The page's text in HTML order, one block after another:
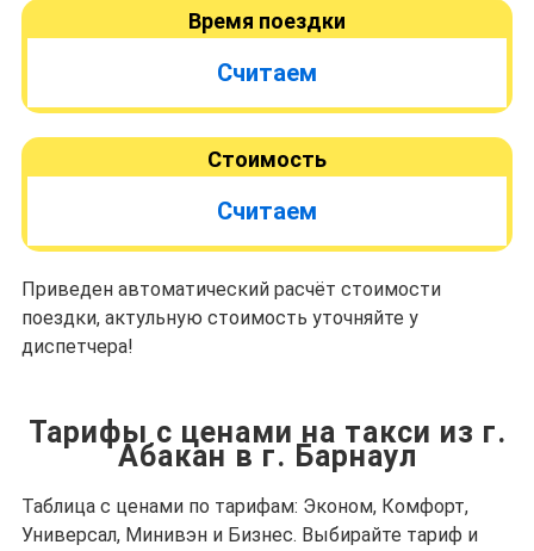
Время поездки
Считаем
Стоимость
Считаем
Приведен автоматический расчёт стоимости
поездки, актульную стоимость уточняйте у
диспетчера!
Тарифы с ценами на такси из г.
Абакан в г. Барнаул
Таблица с ценами по тарифам: Эконом, Комфорт,
Универсал, Минивэн и Бизнес. Выбирайте тариф и